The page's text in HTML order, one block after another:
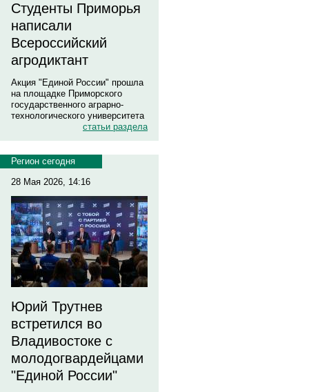
Студенты Приморья
написали
Всероссийский
агродиктант
Акция "Единой России" прошла
на площадке Приморского
государственного аграрно-
технологического университета
статьи раздела
Регион сегодня
28 Мая 2026, 14:16
Юрий Трутнев
встретился во
Владивостоке с
молодогвардейцами
"Единой России"